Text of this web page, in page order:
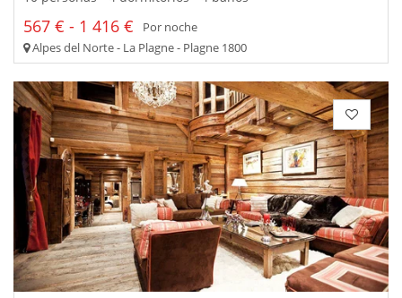
567 € - 1 416 €
Por noche
Alpes del Norte - La Plagne - Plagne 1800